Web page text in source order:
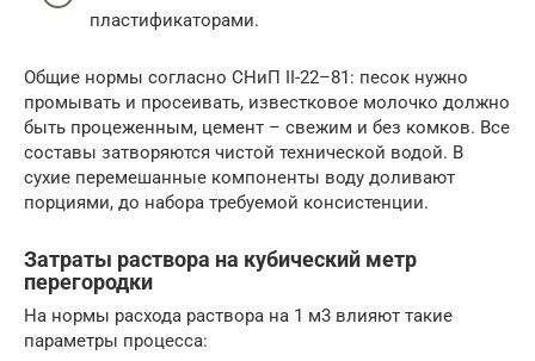
пластификаторами.
Общие нормы согласно СНиП II-22–81: песок нужно
промывать и просеивать, известковое молочко должно
быть процеженным, цемент – свежим и без комков. Все
составы затворяются чистой технической водой. В
сухие перемешанные компоненты воду доливают
порциями, до набора требуемой консистенции.
Затраты раствора на кубический метр
перегородки
На нормы расхода раствора на 1 м3 влияют такие
параметры процесса: